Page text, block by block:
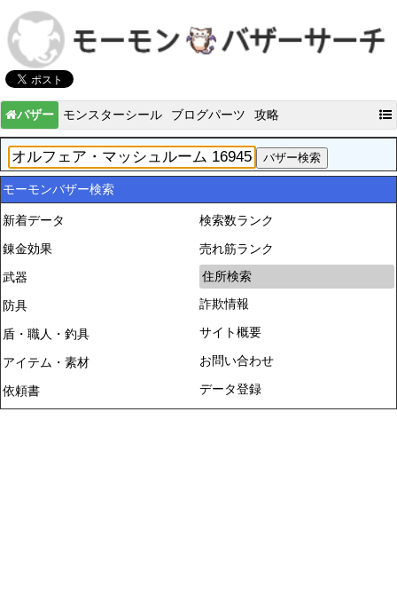
バザー モンスターシール ブログパーツ 攻略
モーモンバザー検索
新着データ
錬金効果
武器
防具
盾・職人・釣具
アイテム・素材
依頼書
検索数ランク
売れ筋ランク
住所検索
詐欺情報
サイト概要
お問い合わせ
データ登録